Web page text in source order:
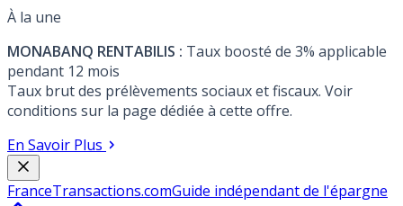
À la une
MONABANQ RENTABILIS : Taux boosté de 3% applicable
pendant 12 mois
Taux brut des prélèvements sociaux et fiscaux. Voir
conditions sur la page dédiée à cette offre.
En Savoir Plus
FranceTransactions.comGuide indépendant de l'épargne